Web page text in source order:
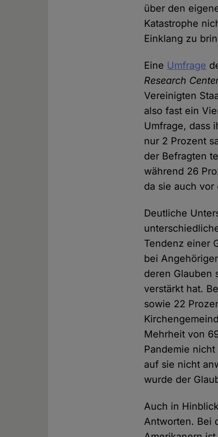
über den
Katastrophe
Einklang zu
Eine Umfrage
Research
Vereinigten
also fast ein
Umfrage, dass
nur 2 Prozent
der Befragten
während 26
da sie auch
Deutliche
Tendenz einer
bei
deren Glauben
verstärkt hat.
sowie 22
Mehrheit von
Pandemie
auf sie nicht
wurde der
Auch in
Antworten. Bei